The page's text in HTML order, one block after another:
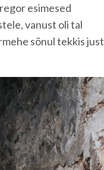
esimesed
vanust oli tal
sõnul tekkis just